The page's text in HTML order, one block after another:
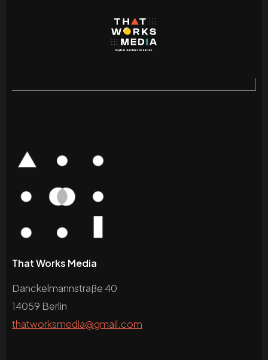
That Works Media
Danckelmannstraße 40
14059 Berlin
thatworksmedia@gmail.com